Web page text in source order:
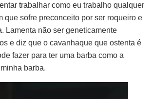
trabalhar como eu trabalho qualquer
que sofre preconceito por ser roqueiro e
Lamenta não ser geneticamente
e diz que o cavanhaque que ostenta é
fazer para ter uma barba como a
barba.